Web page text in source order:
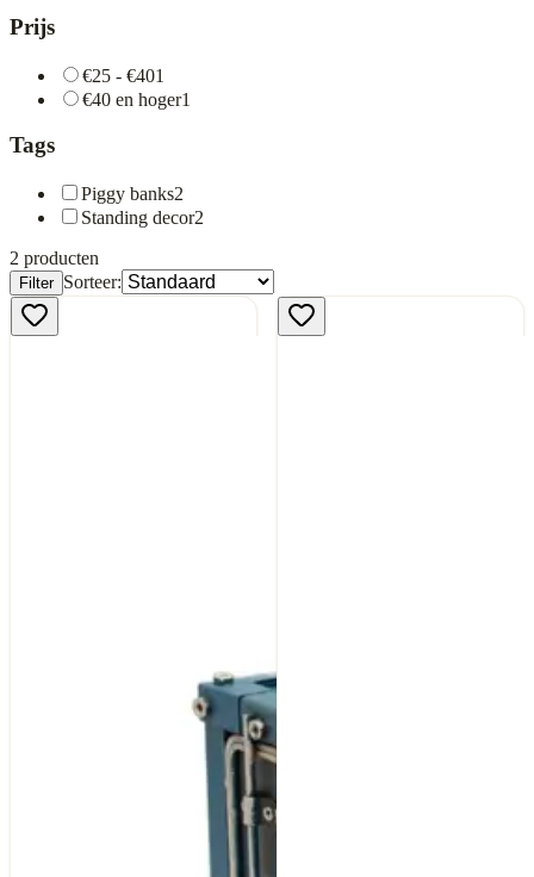
Prijs
€25 - €401
€40 en hoger1
Tags
Piggy banks2
Standing decor2
2 producten
Filter Sorteer: